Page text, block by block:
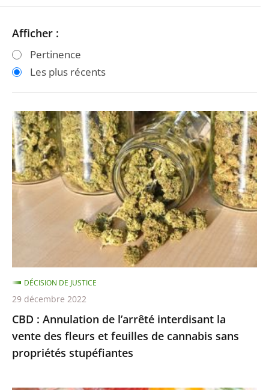
Passer
les
filtres
après
Passer
les
filtres
avant
Afficher :
Pertinence
Les plus récents
CBD
:
Annulation
de
l’arrêté
fleurs
et
feuilles
de
cannabis
sans
CBD : Annulation de l’arrêté interdisant la
vente des fleurs et feuilles de cannabis sans
propriétés stupéfiantes
DÉCISION DE JUSTICE
29 décembre 2022